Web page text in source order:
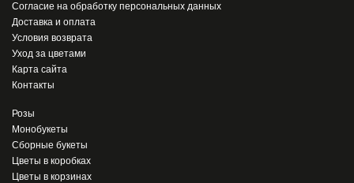
Согласие на обработку персональных данных
Доставка и оплата
Условия возврата
Уход за цветами
Карта сайта
Контакты
Розы
Монобукеты
Сборные букеты
Цветы в коробках
Цветы в корзинах